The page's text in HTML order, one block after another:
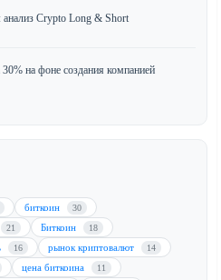
анализ Crypto Long & Short
на фоне создания компанией
биткоин 30
21 Биткоин 18
16 рынок криптовалют 14
цена биткоина 11